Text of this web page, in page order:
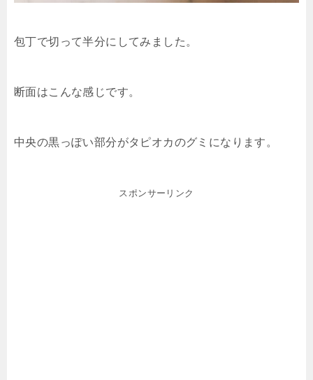
包丁で切って半分にしてみました。
断面はこんな感じです。
中央の黒っぽい部分がタピオカのグミになります。
スポンサーリンク